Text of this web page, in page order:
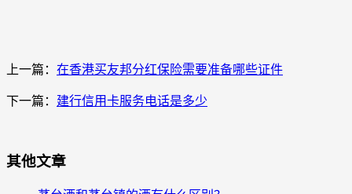
上一篇： 在香港买友邦分红保险需要准备哪些证件
下一篇： 建行信用卡服务电话是多少
其他文章